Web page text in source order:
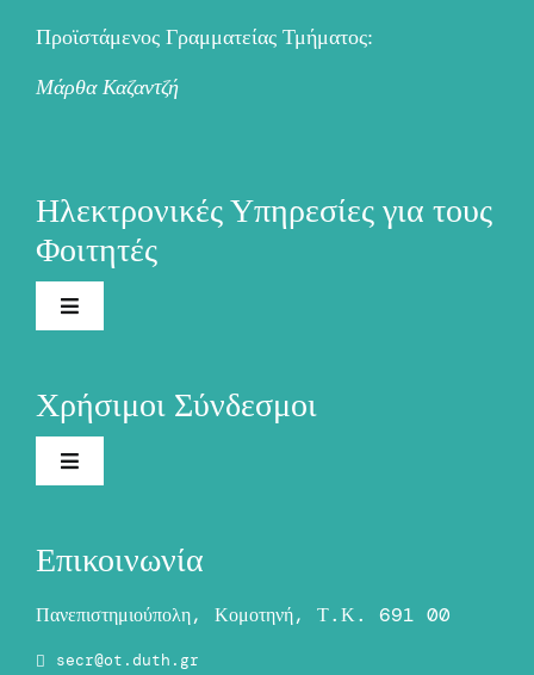
Προϊστάμενος Γραμματείας Τμήματος:
Μάρθα Καζαντζή
Ηλεκτρονικές Υπηρεσίες για τους
Φοιτητές
Toggle
Ακαδημαϊκή Ταυτότητα
Σύγχρονη Τηλεκπαίδευση
Χρήσιμοι Σύνδεσμοι
Toggle
(GDPR)
Επικοινωνία
Πανεπιστημιούπολη, Κομοτηνή, Τ.Κ. 691 00
secr@ot.duth.gr